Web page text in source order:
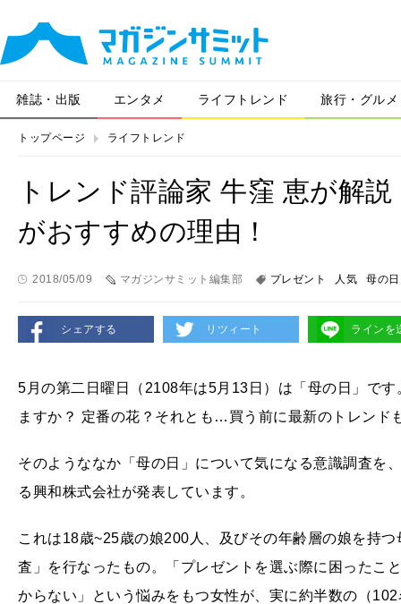
雑誌・出版 エンタメ ライフトレンド 旅行・グルメ
トップページ ライフトレンド
トレンド評論家 牛窪 恵が解
がおすすめの理由！
2018/05/09 マガジンサミット編集部 プレゼント 人気 母の日
シェアする リツィート ラインを
5月の第二日曜日（2108年は5月13日）は「母の日」で
ますか？ 定番の花？それとも…買う前に最新のトレンド
そのようななか「母の日」について気になる意識調査を
る興和株式会社が発表しています。
これは18歳~25歳の娘200人、及びその年齢層の娘を持
査」を行なったもの。「プレゼントを選ぶ際に困ったこ
からない」という悩みをもつ女性が、実に約半数の（